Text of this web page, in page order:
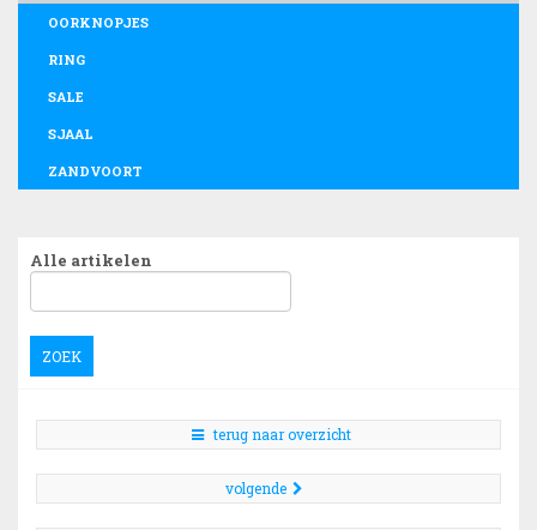
OORKNOPJES
RING
SALE
SJAAL
ZANDVOORT
Alle artikelen
ZOEK
terug naar overzicht
volgende